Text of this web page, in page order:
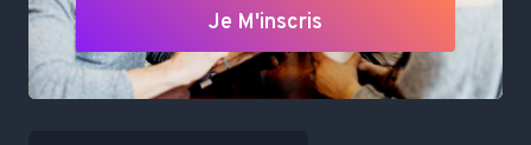
Je M'inscris